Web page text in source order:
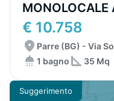
MONOLOCALE
€ 10.758
Parre (BG) - Via
1 bagno
35 Mq
Suggerimento